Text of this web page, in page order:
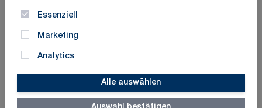
Essenziell
Marketing
Analytics
Alle auswählen